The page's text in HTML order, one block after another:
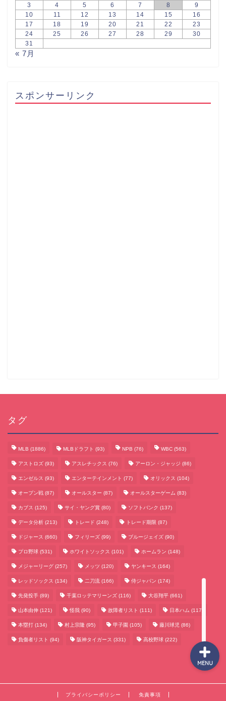
3
4 5 6 7 8
9
10
11 12 13 14 15
16
17
18 19 20 21 22
23
24
25 26 27 28 29
30
31
« 7月
スポンサーリンク
タグ
MLB (1886) MLBドラフト (93) NPB (76) WBC (563)
アストロズ (93) アスレチックス (76) アーロン・ジャッジ (86)
エンゼルス (93) エンターテインメント (77) オリックス (104)
オープン戦 (87) オールスター (87) オールスターゲーム (83)
カブス (125) サイ・ヤング賞 (80) ソフトバンク (137)
データ分析 (213) トレード (248) トレード期限 (87)
ドジャース (660) フィリーズ (99) ブルージェイズ (90)
プロ野球 (531) ホワイトソックス (101) ホームラン (148)
メジャーリーグ (257) メッツ (120) ヤンキース (164)
レッドソックス (134) 二刀流 (166) 侍ジャパン (174)
先発投手 (89) 千葉ロッテマリーンズ (116) 大谷翔平 (661)
山本由伸 (121) 怪我 (90) 故障者リスト (111) 日本ハム (117)
本塁打 (134) 村上宗隆 (95) 甲子園 (105) 藤川球児 (86)
負傷者リスト (94) 阪神タイガース (331) 高校野球 (222)
プライバシーポリシー 免責事項
MENU
サッカーまとめ
ゲームまとめ
テクノロジーまとめ
ビジネス・経済まとめ